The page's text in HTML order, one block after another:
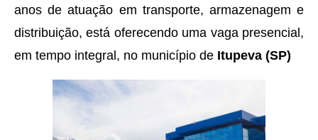
anos de atuação em transporte, armazenagem e
distribuição, está oferecendo uma vaga presencial,
em tempo integral, no município de Itupeva (SP)